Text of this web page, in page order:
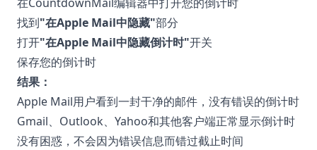
找到"在Apple Mail中隐藏"部分
打开"在Apple Mail中隐藏倒计时"开关
保存您的倒计时
结果：
Apple Mail用户看到一封干净的邮件，没有错误的倒计时
Gmail、Outlook、Yahoo和其他客户端正常显示倒计时
没有困惑，不会因为错误信息而错过截止时间